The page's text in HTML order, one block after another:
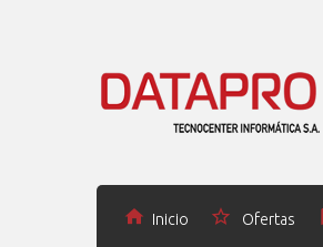
Inicio Ofertas